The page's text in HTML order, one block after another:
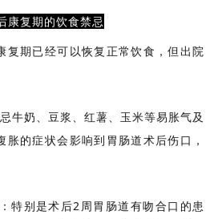
康复期的饮食禁忌
复期已经可以恢复正常饮食，但出院
牛奶、豆浆、红薯、玉米等易胀气及
的症状会影响到胃肠道术后伤口，
特别是术后2周胃肠道有吻合口的患